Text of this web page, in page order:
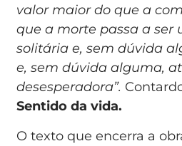
valor maior do que a
que a morte passa a ser
solitária e, sem dúvida
e, sem dúvida alguma,
desesperadora”.
Sentido da vida.
O texto que encerra a